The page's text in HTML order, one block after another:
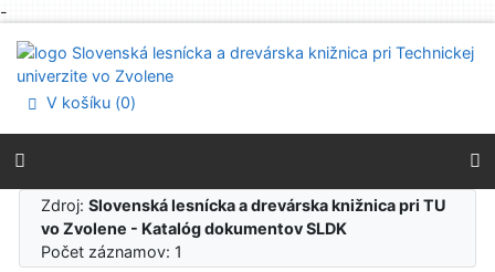
-
Prejsť na menu
Prehlásenie o webovej prístupnosti
V košíku (0)
Zdroj:Slovenská lesnícka a drevárska knižnica pri TU
vo Zvolene - Katalóg dokumentov SLDK
Počet záznamov: 1